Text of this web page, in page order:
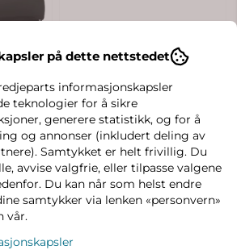
Bliss
Ergobaby Evolve reiseveske
på dette nettstedet
informasjonskapsler
teknologier for å sikre
generere statistikk, og for å
og annonser (inkludert deling av
Samtykket er helt frivillig. Du
avvise valgfrie, eller tilpasse valgene
Du kan når som helst endre
samtykker via lenken «personvern»
vår.